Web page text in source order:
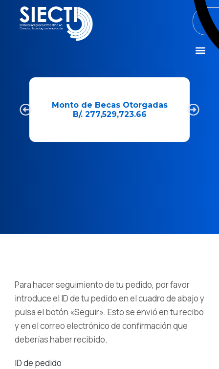
Monto de Becas Otorgadas
B/. 277,529,723.66
Para hacer seguimiento de tu pedido, por favor
introduce el ID de tu pedido en el cuadro de abajo y
pulsa el botón «Seguir». Esto se envió en tu recibo
y en el correo electrónico de confirmación que
deberías haber recibido.
ID de pedido